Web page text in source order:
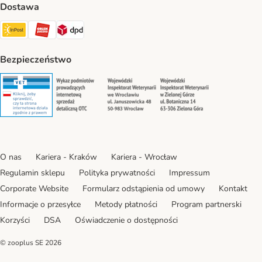
Dostawa
Paczkomat® Shipping Method
ORLEN Paczka Shipping Method
DPD Shipping Method
Bezpieczeństwo
Security Security Security
O nas Kariera - Kraków
Kariera - Wrocław
Regulamin sklepu
Polityka prywatności
Impressum
Corporate Website
Formularz odstąpienia od umowy
Kontakt
Informacje o przesyłce
Metody płatności
Program partnerski
Korzyści
DSA Oświadczenie o dostępności
© zooplus SE 2026